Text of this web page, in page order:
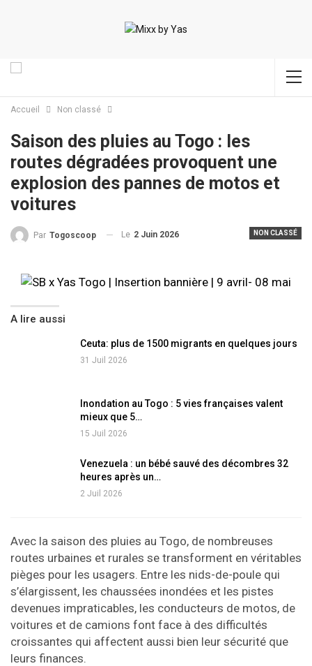
Accueil Non classé
Saison des pluies au Togo : les
routes dégradées provoquent une
explosion des pannes de motos et
voitures
NON CLASSÉ
Par Togoscoop Le 2 Juin 2026
A lire aussi
Ceuta: plus de 1500 migrants en quelques jours
31 Juil 2026
Inondation au Togo : 5 vies françaises valent
mieux que 5…
15 Juil 2026
Venezuela : un bébé sauvé des décombres 32
heures après un…
2 Juil 2026
Avec la saison des pluies au Togo, de nombreuses
routes urbaines et rurales se transforment en véritables
pièges pour les usagers. Entre les nids-de-poule qui
s’élargissent, les chaussées inondées et les pistes
devenues impraticables, les conducteurs de motos, de
voitures et de camions font face à des difficultés
croissantes qui affectent aussi bien leur sécurité que
leurs finances.